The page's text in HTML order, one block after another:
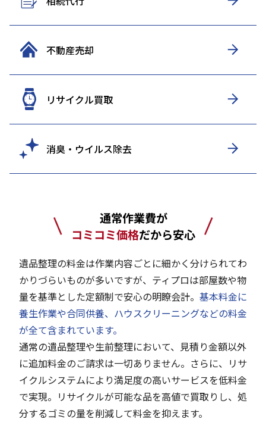
不動産売却
リサイクル買取
消臭・ウイルス除去
通常作業費が
コミコミ価格だから安心
遺品整理の料金は作業内容ごとに細かく分けられてわ
かりづらいものが多いですが、ティプロは部屋数や物
量を基準とした定額制で安心の明瞭会計。 基本料金に
養生作業や合同供養、ハウスクリーニングなどの料金
が全て含まれています。
通常の遺品整理や生前整理において、見積り金額以外
に追加料金のご請求は一切ありません。さらに、リサ
イクルシステムにより満足度の高いサービスを低料金
で実現。リサイクルが可能な品を高値で買取りし、処
分するゴミの量を削減して料金を抑えます。